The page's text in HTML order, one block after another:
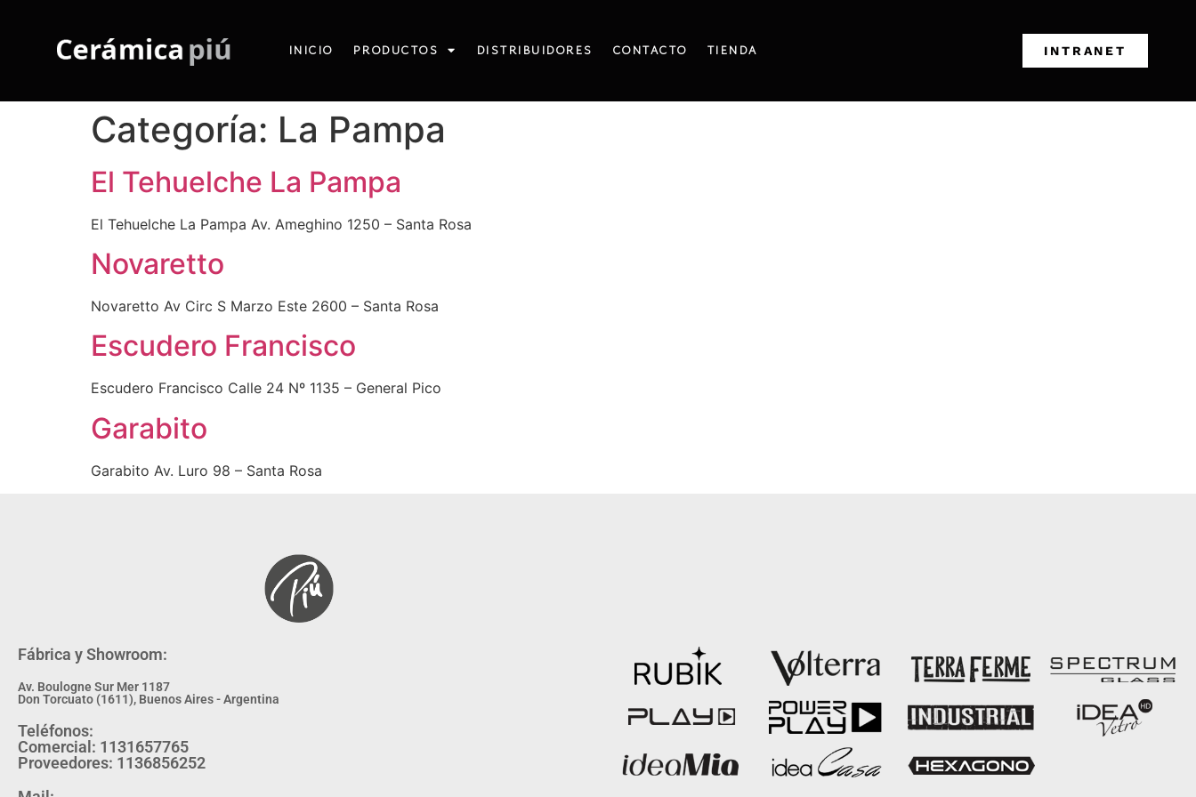
INICIO PRODUCTOS DISTRIBUIDORES CONTACTO TIENDA INTRANET
Categoría: La Pampa
El Tehuelche La Pampa
El Tehuelche La Pampa Av. Ameghino 1250 – Santa Rosa
Novaretto
Novaretto Av Circ S Marzo Este 2600 – Santa Rosa
Escudero Francisco
Escudero Francisco Calle 24 Nº 1135 – General Pico
Garabito
Garabito Av. Luro 98 – Santa Rosa
Fábrica y Showroom:
Av. Boulogne Sur Mer 1187
Don Torcuato (1611), Buenos Aires - Argentina
Teléfonos:
Comercial: 1131657765
Proveedores: 1136856252